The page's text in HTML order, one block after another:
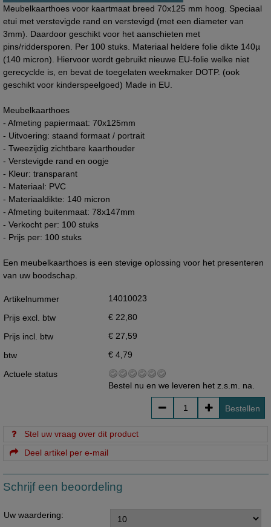
Meubelkaarthoes voor kaartmaat breed 70x125 mm hoog. Speciaal
etui met verstevigde rand en verstevigd (met een diameter van
3mm). Daardoor geschikt voor het aanschieten met
pins/riddersporen. Per 100 stuks. Materiaal heldere folie dikte 140µ
(140 micron). Hiervoor wordt gebruikt nieuwe EU-folie welke niet
gerecyclde is, en bevat de toegelaten weekmaker DOTP. (ook
geschikt voor kinderspeelgoed) Made in EU.
Meubelkaarthoes
- Afmeting papiermaat: 70x125mm
- Uitvoering: staand formaat / portrait
- Tweezijdig zichtbare kaarthouder
- Verstevigde rand en oogje
- Kleur: transparant
- Materiaal: PVC
- Materiaaldikte: 140 micron
- Afmeting buitenmaat: 78x147mm
- Verkocht per: 100 stuks
- Prijs per: 100 stuks
Een meubelkaarthoes is een stevige oplossing voor het presenteren
van uw boodschap.
Artikelnummer
14010023
Prijs excl. btw
€ 22,80
Prijs incl. btw
€ 27,59
btw
€ 4,79
Actuele status
Bestel nu en we leveren het z.s.m. na.
Bestellen
Stel uw vraag over dit product
Deel artikel per e-mail
Schrijf een beoordeling
Uw waardering: